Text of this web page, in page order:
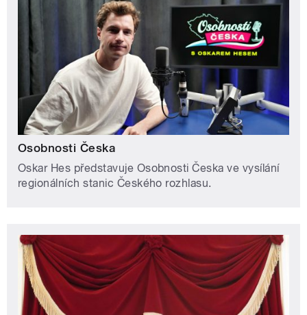
Osobnosti Česka
Oskar Hes představuje Osobnosti Česka ve vysílání
regionálních stanic Českého rozhlasu.